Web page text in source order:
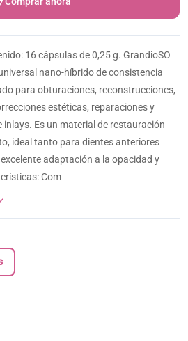
16 cápsulas de 0,25 g. GrandioSO
nano-híbrido de consistencia
para obturaciones, reconstrucciones,
estéticas, reparaciones y
inlays. Es un material de restauración
ideal tanto para dientes anteriores
adaptación a la opacidad y
Com